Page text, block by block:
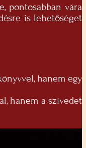
pontosabban vára
is lehetőséget
hanem egy
hanem a szívedet